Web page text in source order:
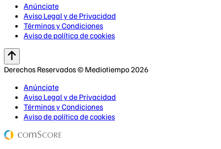
Anúnciate
Aviso Legal y de Privacidad
Términos y Condiciones
Aviso de política de cookies
Derechos Reservados © Mediotiempo 2026
Anúnciate
Aviso Legal y de Privacidad
Términos y Condiciones
Aviso de política de cookies